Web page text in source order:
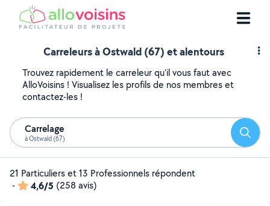
Carreleurs à Ostwald (67) et alentours
Trouvez rapidement le carreleur qu'il vous faut avec
AlloVoisins ! Visualisez les profils de nos membres et
contactez-les !
Carrelage
à Ostwald (67)
21 Particuliers et 13 Professionnels répondent
-
4,6/5 (258 avis)